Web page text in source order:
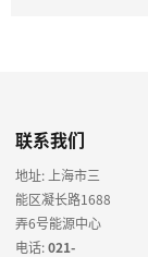
联系我们
地址: 上海市三
能区凝长路1688
弄6号能源中心
电话:021-